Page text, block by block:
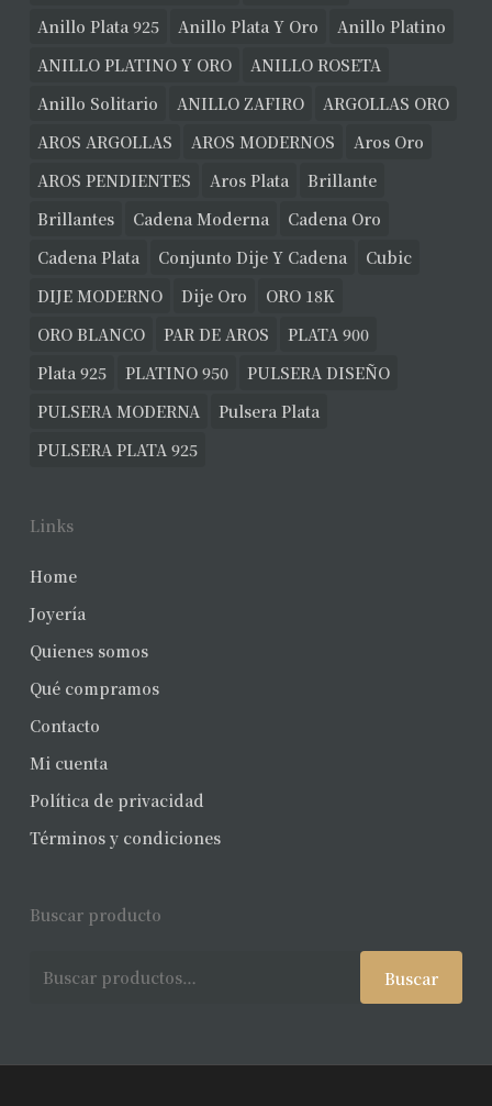
Anillo Plata 925
Anillo Plata Y Oro
Anillo Platino
ANILLO PLATINO Y ORO
ANILLO ROSETA
Anillo Solitario
ANILLO ZAFIRO
ARGOLLAS ORO
AROS ARGOLLAS
AROS MODERNOS
Aros Oro
AROS PENDIENTES
Aros Plata
Brillante
Brillantes
Cadena Moderna
Cadena Oro
Cadena Plata
Conjunto Dije Y Cadena
Cubic
DIJE MODERNO
Dije Oro
ORO 18K
ORO BLANCO
PAR DE AROS
PLATA 900
Plata 925
PLATINO 950
PULSERA DISEÑO
PULSERA MODERNA
Pulsera Plata
PULSERA PLATA 925
Links
Home
Joyería
Quienes somos
Qué compramos
Contacto
Mi cuenta
Política de privacidad
Términos y condiciones
Buscar producto
Buscar